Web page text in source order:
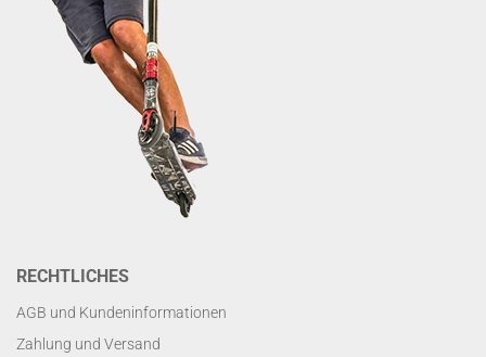
RECHTLICHES
AGB und Kundeninformationen
Zahlung und Versand